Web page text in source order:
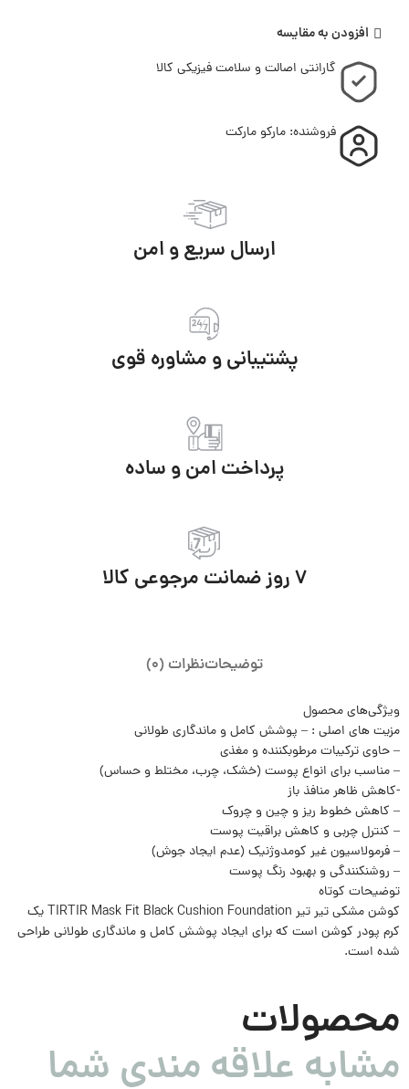
افزودن به مقایسه
گارانتی اصالت و سلامت فیزیکی کالا
فروشنده: مارکو مارکت
ارسال سریع و امن
پشتیبانی و مشاوره قوی
پرداخت امن و ساده
7 روز ضمانت مرجوعی کالا
توضیحاتنظرات (0)
ویژگی‌های ﻣﺤﺼﻮل
مزیت های اصلی : – پوشش کامل و ماندگاری طولانی
– حاوی ترکیبات مرطوبکننده و مغذی
– مناسب برای انواع پوست (خشک، چرب، مختلط و حساس)
-کاهش ظاهر منافذ باز
– کاهش خطوط ریز و چین و چروک
– کنترل چربی و کاهش براقیت پوست
– فرمولاسیون غیر کومدوژنیک (عدم ایجاد جوش)
– روشنکنندگی و بهبود رنگ پوست
توضیحات کوتاه
کوشن مشکی تیر تیر TIRTIR Mask Fit Black Cushion Foundation یک
کرم پودر کوشن است که برای ایجاد پوشش کامل و ماندگاری طولانی طراحی
شده است.
محصولات
مشابه علاقه مندی شما